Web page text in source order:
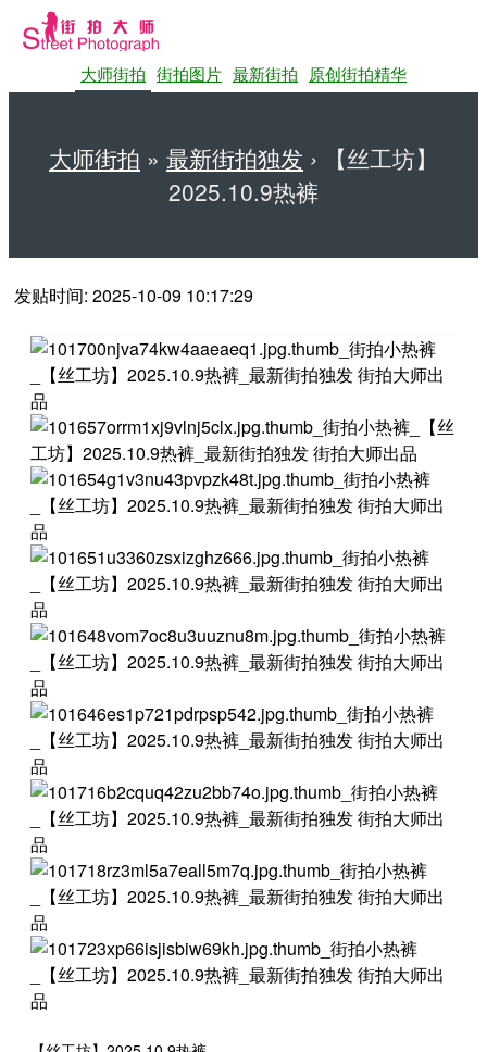
大师街拍 街拍图片 最新街拍 原创街拍精华
大师街拍 » 最新街拍独发 ›
【丝工坊】
2025.10.9热裤
发贴时间: 2025-10-09 10:17:29